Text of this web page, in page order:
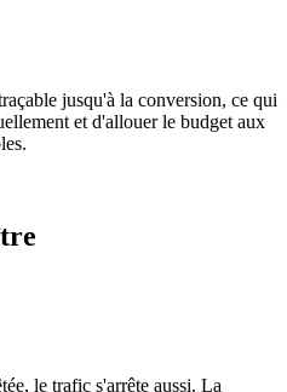
jusqu'à la conversion, ce qui
et d'allouer le budget aux
le trafic s'arrête aussi. La